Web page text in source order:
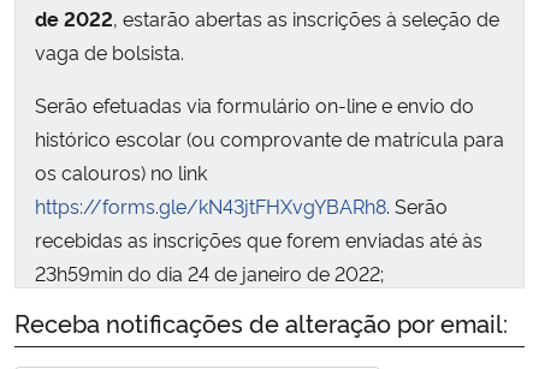
de 2022, estarão abertas as inscrições à seleção de
vaga de bolsista.
Serão efetuadas via formulário on-line e envio do
histórico escolar (ou comprovante de matrícula para
os calouros) no link
https://forms.gle/kN43jtFHXvgYBARh8. Serão
recebidas as inscrições que forem enviadas até às
23h59min do dia 24 de janeiro de 2022;
Receba notificações de alteração por email: